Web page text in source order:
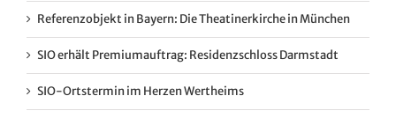
Referenzobjekt in Bayern: Die Theatinerkirche in München
SIO erhält Premiumauftrag: Residenzschloss Darmstadt
SIO-Ortstermin im Herzen Wertheims